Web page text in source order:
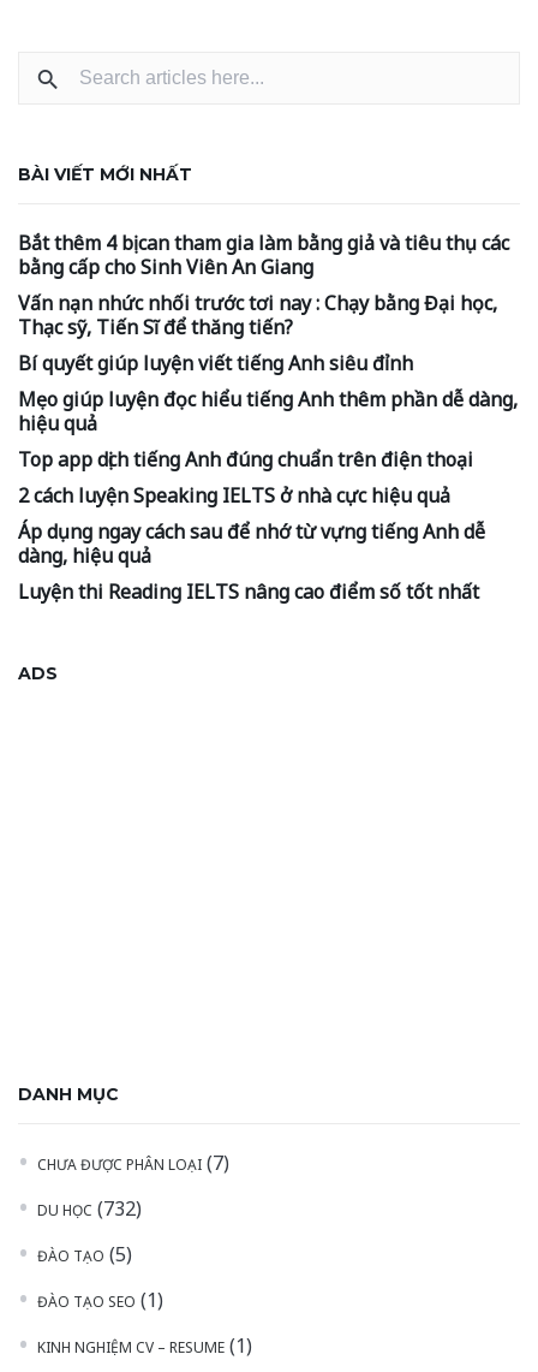
BÀI VIẾT MỚI NHẤT
Bắt thêm 4 bị can tham gia làm bằng giả và tiêu thụ các
bằng cấp cho Sinh Viên An Giang
Vấn nạn nhức nhối trước tơi nay : Chạy bằng Đại học,
Thạc sỹ, Tiến Sĩ để thăng tiến?
Bí quyết giúp luyện viết tiếng Anh siêu đỉnh
Mẹo giúp luyện đọc hiểu tiếng Anh thêm phần dễ dàng,
hiệu quả
Top app dịch tiếng Anh đúng chuẩn trên điện thoại
2 cách luyện Speaking IELTS ở nhà cực hiệu quả
Áp dụng ngay cách sau để nhớ từ vựng tiếng Anh dễ
dàng, hiệu quả
Luyện thi Reading IELTS nâng cao điểm số tốt nhất
ADS
DANH MỤC
CHƯA ĐƯỢC PHÂN LOẠI (7)
DU HỌC (732)
ĐÀO TẠO (5)
ĐÀO TẠO SEO (1)
KINH NGHIỆM CV – RESUME (1)